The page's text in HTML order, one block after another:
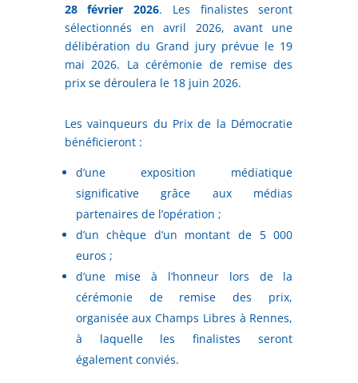
28 février 2026. Les finalistes seront
sélectionnés en avril 2026, avant une
délibération du Grand jury prévue le 19
mai 2026. La cérémonie de remise des
prix se déroulera le 18 juin 2026.
Les vainqueurs du Prix de la Démocratie
bénéficieront :
d’une exposition médiatique
significative grâce aux médias
partenaires de l’opération ;
d’un chèque d’un montant de 5 000
euros ;
d’une mise à l’honneur lors de la
cérémonie de remise des prix,
organisée aux Champs Libres à Rennes,
à laquelle les finalistes seront
également conviés.